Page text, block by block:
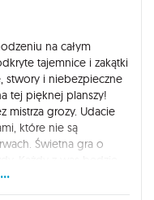
na całym
tajemnice i zakątki
stwory i niebezpieczne
tej pięknej planszy!
mistrza grozy. Udacie
które nie są
Świetna gra o
próbuje
go! Nie jest to